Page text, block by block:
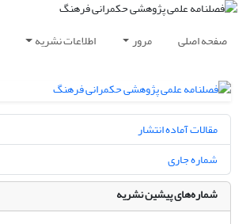
صفحه اصلی مرور اطلاعات نشریه
مقالات آماده انتشار
شماره جاری
شماره‌های پیشین نشریه